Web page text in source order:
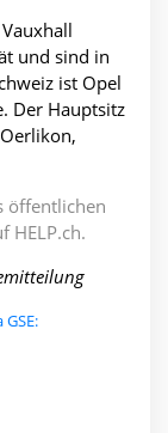
und sind in
ist Opel
Der Hauptsitz
öffentlichen
HELP.ch.